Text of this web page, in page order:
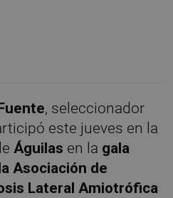
, seleccionador
este jueves en la
Águilas en la gala
Asociación de
Lateral Amiotrófica